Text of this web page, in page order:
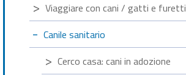
Viaggiare con cani / gatti e furetti
Canile sanitario
Cerco casa: cani in adozione